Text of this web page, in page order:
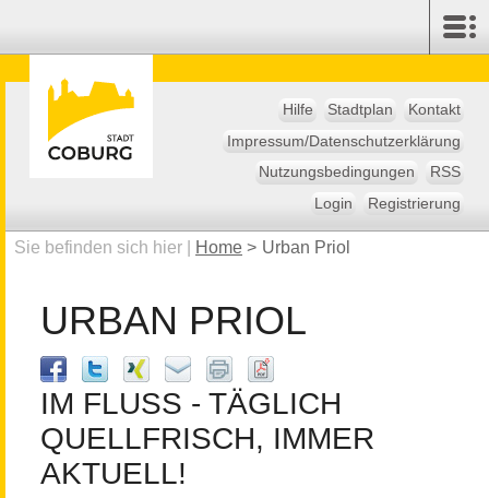
Hilfe Stadtplan
Kontakt
Impressum/Datenschutzerklärung
Nutzungsbedingungen
RSS
Login
Registrierung
Sie befinden sich hier | Home > Urban Priol
URBAN PRIOL
IM FLUSS - TÄGLICH
QUELLFRISCH, IMMER
AKTUELL!